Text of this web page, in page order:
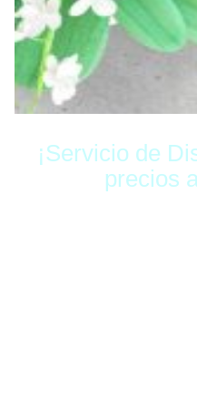
¡Servicio de
precios